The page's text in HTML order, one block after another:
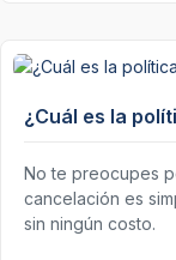
¿Cuál es la
No te preocupes
cancelación es
sin ningún costo.